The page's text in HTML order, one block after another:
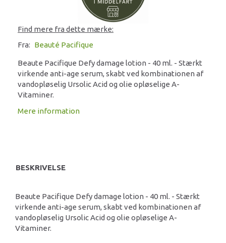
Find mere fra dette mærke:
Fra: Beauté Pacifique
Beaute Pacifique Defy damage lotion - 40 ml. - Stærkt
virkende anti-age serum, skabt ved kombinationen af
vandopløselig Ursolic Acid og olie opløselige A-
Vitaminer.
Mere information
BESKRIVELSE
Beaute Pacifique Defy damage lotion - 40 ml. - Stærkt
virkende anti-age serum, skabt ved kombinationen af
vandopløselig Ursolic Acid og olie opløselige A-
Vitaminer.